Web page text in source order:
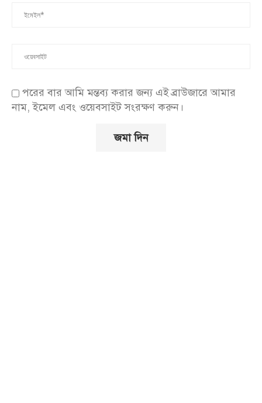
পরের বার আমি মন্তব্য করার জন্য এই ব্রাউজারে আমার
নাম, ইমেল এবং ওয়েবসাইট সংরক্ষণ করুন।